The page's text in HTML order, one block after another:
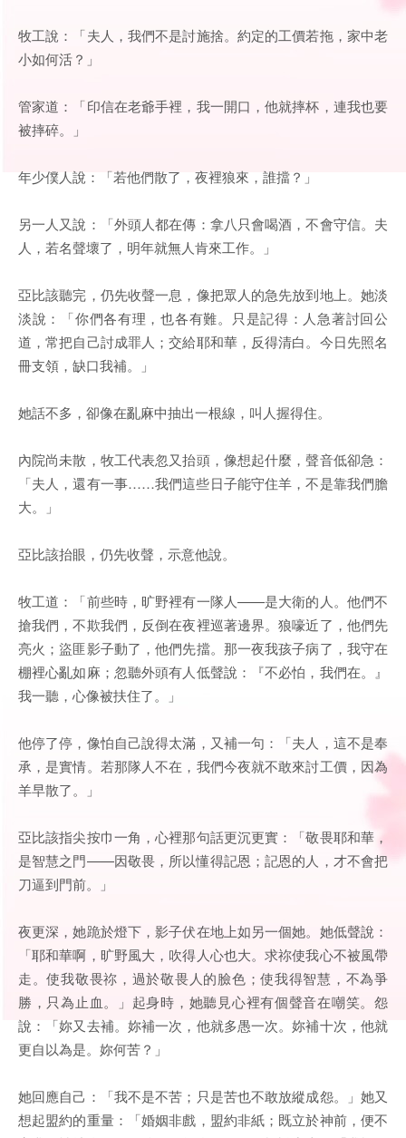
牧工說：「夫人，我們不是討施捨。約定的工價若拖，家中老
小如何活？」
管家道：「印信在老爺手裡，我一開口，他就摔杯，連我也要
被摔碎。」
年少僕人說：「若他們散了，夜裡狼來，誰擋？」
另一人又說：「外頭人都在傳：拿八只會喝酒，不會守信。夫
人，若名聲壞了，明年就無人肯來工作。」
亞比該聽完，仍先收聲一息，像把眾人的急先放到地上。她淡
淡說：「你們各有理，也各有難。只是記得：人急著討回公
道，常把自己討成罪人；交給耶和華，反得清白。今日先照名
冊支領，缺口我補。」
她話不多，卻像在亂麻中抽出一根線，叫人握得住。
內院尚未散，牧工代表忽又抬頭，像想起什麼，聲音低卻急：
「夫人，還有一事……我們這些日子能守住羊，不是靠我們膽
大。」
亞比該抬眼，仍先收聲，示意他說。
牧工道：「前些時，旷野裡有一隊人——是大衛的人。他們不
搶我們，不欺我們，反倒在夜裡巡著邊界。狼嚎近了，他們先
亮火；盜匪影子動了，他們先擋。那一夜我孩子病了，我守在
棚裡心亂如麻；忽聽外頭有人低聲說：『不必怕，我們在。』
我一聽，心像被扶住了。」
他停了停，像怕自己說得太滿，又補一句：「夫人，這不是奉
承，是實情。若那隊人不在，我們今夜就不敢來討工價，因為
羊早散了。」
亞比該指尖按巾一角，心裡那句話更沉更實：「敬畏耶和華，
是智慧之門——因敬畏，所以懂得記恩；記恩的人，才不會把
刀逼到門前。」
夜更深，她跪於燈下，影子伏在地上如另一個她。她低聲說：
「耶和華啊，旷野風大，吹得人心也大。求祢使我心不被風帶
走。使我敬畏祢，過於敬畏人的臉色；使我得智慧，不為爭
勝，只為止血。」起身時，她聽見心裡有個聲音在嘲笑。怨
說：「妳又去補。妳補一次，他就多愚一次。妳補十次，他就
更自以為是。妳何苦？」
她回應自己：「我不是不苦；只是苦也不敢放縱成怨。」她又
想起盟約的重量：「婚姻非戲，盟約非紙；既立於神前，便不